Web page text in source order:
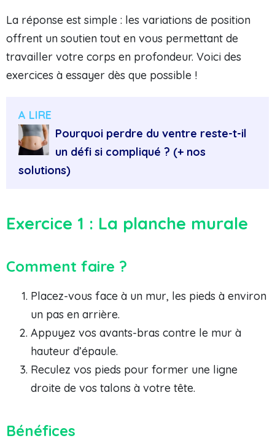
La réponse est simple : les variations de position
offrent un soutien tout en vous permettant de
travailler votre corps en profondeur. Voici des
exercices à essayer dès que possible !
A LIRE
Pourquoi perdre du ventre reste-t-il
un défi si compliqué ? (+ nos
solutions)
Exercice 1 : La planche murale
Comment faire ?
Placez-vous face à un mur, les pieds à environ
un pas en arrière.
Appuyez vos avants-bras contre le mur à
hauteur d’épaule.
Reculez vos pieds pour former une ligne
droite de vos talons à votre tête.
Bénéfices